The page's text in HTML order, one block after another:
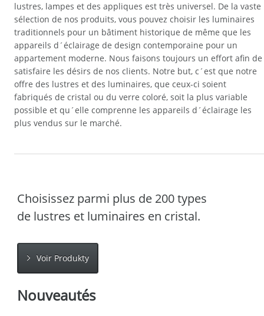
lustres, lampes et des appliques est très universel. De la vaste
sélection de nos produits, vous pouvez choisir les luminaires
traditionnels pour un bâtiment historique de même que les
appareils d´éclairage de design contemporaine pour un
appartement moderne. Nous faisons toujours un effort afin de
satisfaire les désirs de nos clients. Notre but, c´est que notre
offre des lustres et des luminaires, que ceux-ci soient
fabriqués de cristal ou du verre coloré, soit la plus variable
possible et qu´elle comprenne les appareils d´éclairage les
plus vendus sur le marché.
Choisissez parmi plus de 200 types
de lustres et luminaires en cristal.
Voir Produkty
Nouveautés